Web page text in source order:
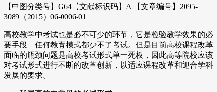
【中图分类号】G64【文献标识码】A 【文章编号】2095-
3089（2015）06-0006-01
高校教学中考试也是必不可少的环节，它是检验教学效果的必
要手段，任何教育模式都少不了考试。但是目前高校课程改革
面临的瓶颈问题是高校考试形式单一死板，因此高等院校应该
对考试形式进行不断的改革创新，以适应课程改革和迎合学科
发展的要求。